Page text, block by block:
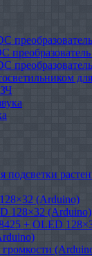
подсветки
(Arduino)
128×32 (Arduino)
+ OLED